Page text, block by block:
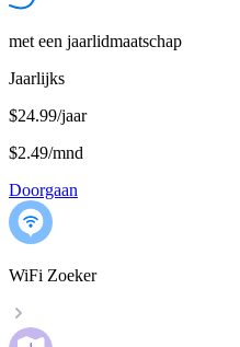
met een jaarlidmaatschap
Jaarlijks
$24.99/jaar
$2.49/mnd
Doorgaan
WiFi Zoeker